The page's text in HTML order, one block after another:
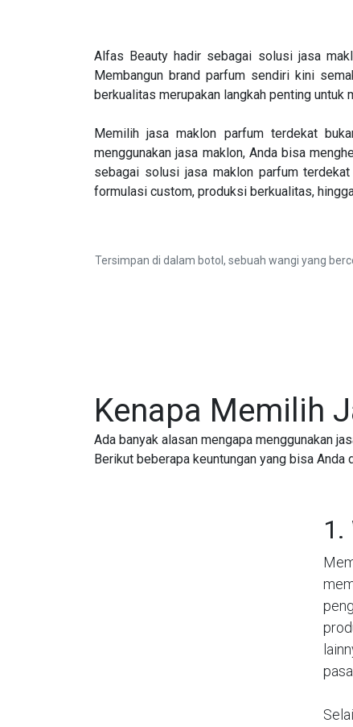
Alfas Beauty hadir sebagai solusi jasa
Membangun brand parfum sendiri kini
berkualitas merupakan langkah penting untuk
Memilih jasa maklon parfum terdekat
menggunakan jasa maklon, Anda bisa
sebagai solusi jasa maklon parfum
formulasi custom, produksi berkualitas,
Tersimpan di dalam botol, sebuah wangi yang
Kenapa Memilih
Ada banyak alasan mengapa menggunakan
Berikut beberapa keuntungan yang bisa Anda
1.